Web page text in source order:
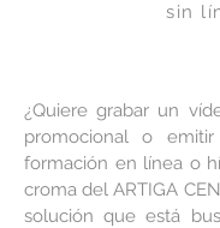
sin
¿Quiere grabar un
promocional o
formación en línea o
croma del ARTIGA
solución que está